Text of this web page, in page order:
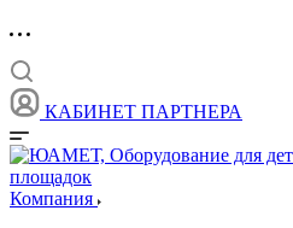
КАБИНЕТ ПАРТНЕРА
Компания